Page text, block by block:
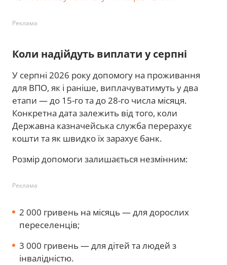
Реклама
Коли надійдуть виплати у серпні
У серпні 2026 року допомогу на проживання
для ВПО, як і раніше, виплачуватимуть у два
етапи — до 15-го та до 28-го числа місяця.
Конкретна дата залежить від того, коли
Державна казначейська служба перерахує
кошти та як швидко їх зарахує банк.
Розмір допомоги залишається незмінним:
Реклама
2 000 гривень на місяць — для дорослих
переселенців;
3 000 гривень — для дітей та людей з
інвалідністю.